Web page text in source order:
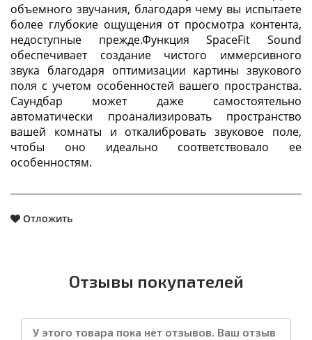
объемного звучания, благодаря чему вы испытаете
более глубокие ощущения от просмотра контента,
недоступные прежде.Функция SpaceFit Sound
обеспечивает создание чистого иммерсивного
звука благодаря оптимизации картины звукового
поля с учетом особенностей вашего пространства.
Саундбар может даже самостоятельно
автоматически проанализировать пространство
вашей комнаты и откалибровать звуковое поле,
чтобы оно идеально соответствовало ее
особенностям.
Отложить
Отзывы покупателей
У этого товара пока нет отзывов. Ваш отзыв